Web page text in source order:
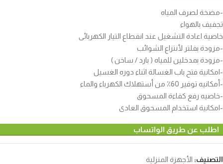
-مضخة لصرف المياه
تجفيف بالهواء
خاصية اعادة التشغيل عند انقطاع التيار الكهربائى
-مزودة بفلتر لأنتزاع الشوائب
-مزودة بمدخلين للمياه ( بارد / ساخن )
-امكانية فتح باب الغسالة اثناء دوره الغسيل
-أمكانيه توفير 60٪ من أستهلاك الكهرباء والماء
-خاصيه رفع كفاءة المسحوق
-امكانية استخدام المسحوق العادى
اطلب عن طريق الواتساب
التصنيف: الأجهزة المنزلية